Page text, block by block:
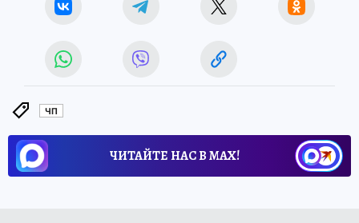
ЧП
ЧИТАЙТЕ НАС В МАХ!